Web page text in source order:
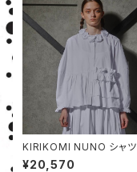
KIRIKOMI NUNO シャツ
¥20,570